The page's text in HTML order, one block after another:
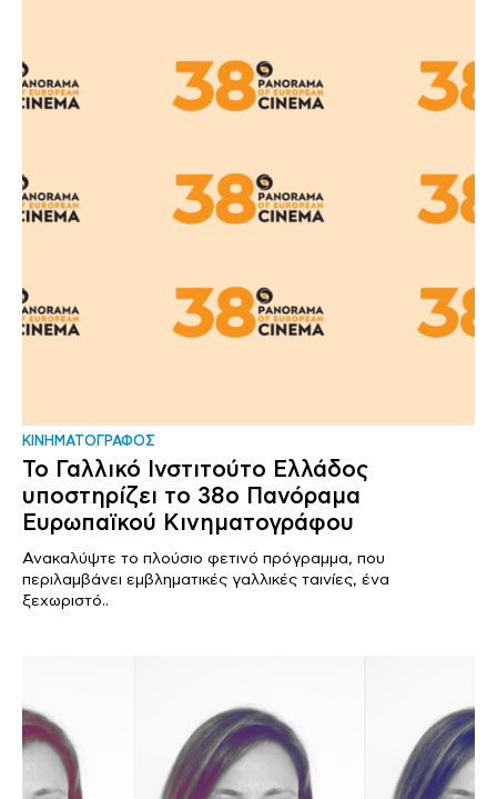
ΚΙΝΗΜΑΤΟΓΡΑΦΟΣ
Το Γαλλικό Ινστιτούτο Ελλάδος
υποστηρίζει το 38ο Πανόραμα
Ευρωπαϊκού Κινηματογράφου
Ανακαλύψτε το πλούσιο φετινό πρόγραμμα, που
περιλαμβάνει εμβληματικές γαλλικές ταινίες, ένα
ξεχωριστό..